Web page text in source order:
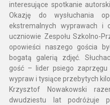
interesujące spotkanie
Okazję do wysłuchania
ekstremalnych wyprawach i
uczniowie Zespołu Szkolno-
opowieści naszego gościa
bogatą galerią zdjęć.
gość – lider psiego
wypraw i tysiące przebytych
Krzysztof Nowakowski
dwudziestu lat podróżuje